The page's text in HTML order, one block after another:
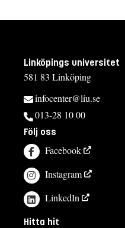
Linköpings universitet
581 83 Linköping
infocenter@liu.se
013-28 10 00
Följ oss
Facebook
Instagram
LinkedIn
Hitta hit